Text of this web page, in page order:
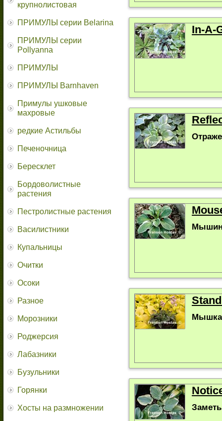
крупнолистовая
ПРИМУЛЫ серии Belarina
ПРИМУЛЫ серии
Pollyanna
ПРИМУЛЫ
ПРИМУЛЫ Barnhaven
Примулы ушковые
махровые
редкие Астильбы
Печеночница
Бересклет
Бордоволистные
растения
Пестролистные растения
Василистники
Купальницы
Очитки
Осоки
Разное
Морозники
Роджерсия
Лабазники
Бузульники
Горянки
Хосты на размножении
In-A-